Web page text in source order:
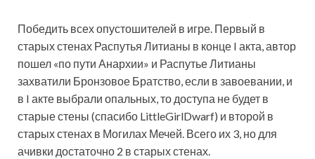
Победить всех опустошителей в игре. Первый в
старых стенах Распутья Литианы в конце I акта, автор
пошел «по пути Анархии» и Распутье Литианы
захватили Бронзовое Братство, если в завоевании, и
в I акте выбрали опальных, то доступа не будет в
старые стены (спасибо LittleGirlDwarf) и второй в
старых стенах в Могилах Мечей. Всего их 3, но для
ачивки достаточно 2 в старых стенах.